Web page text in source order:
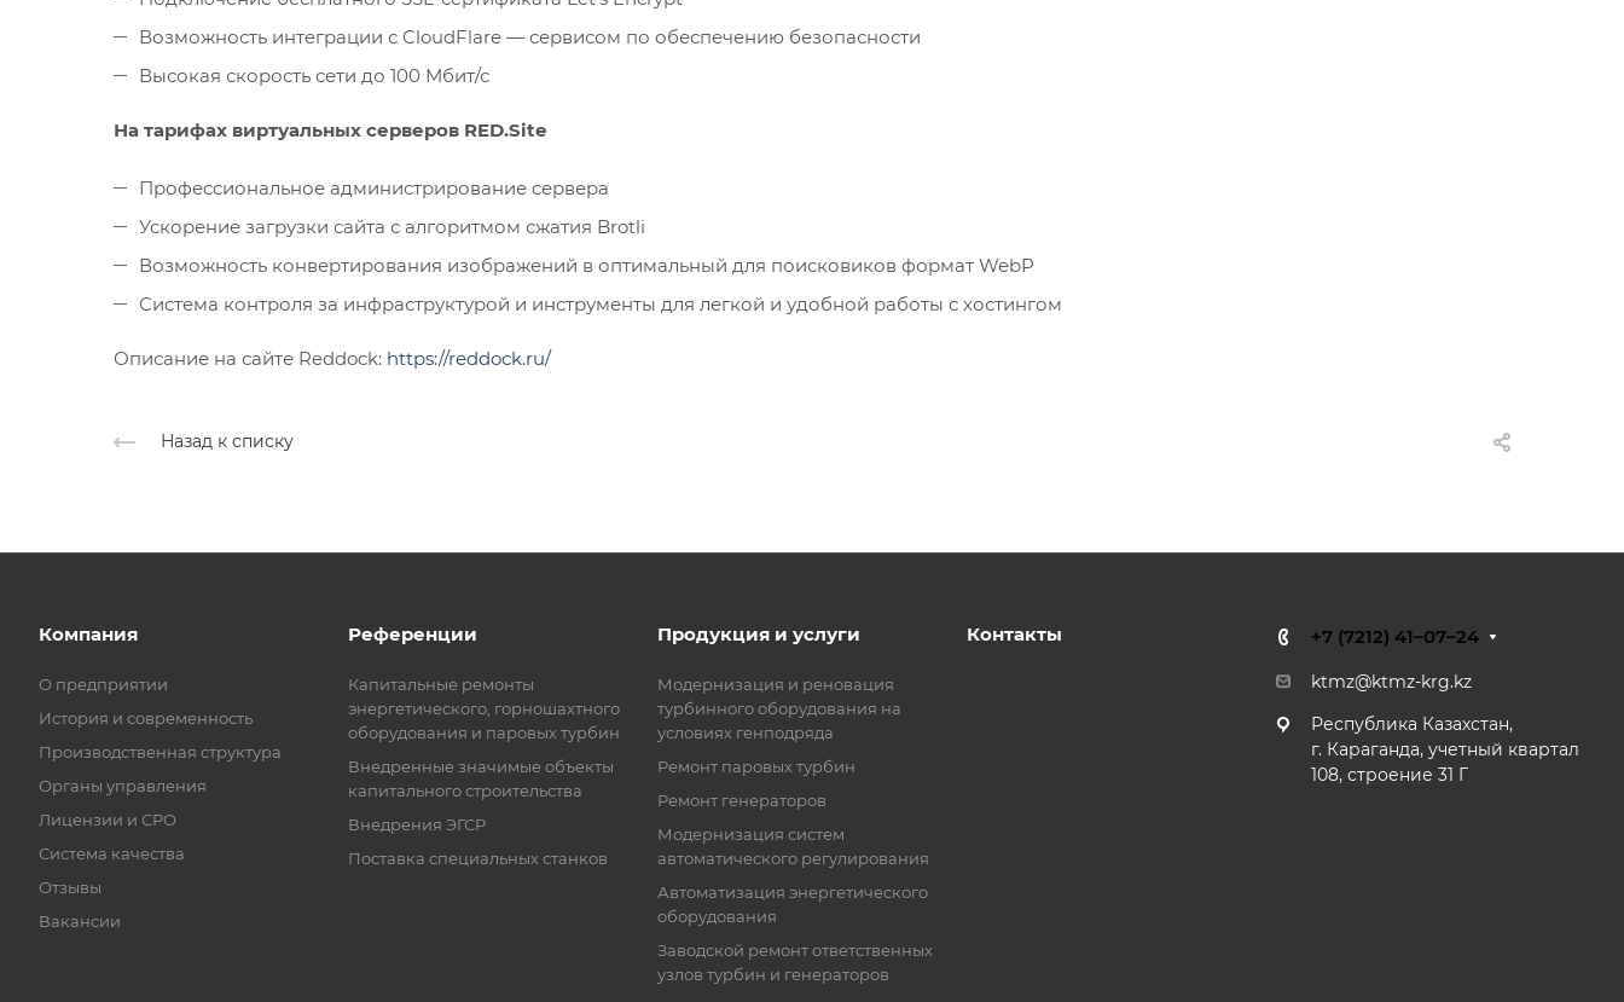
Возможность интеграции с CloudFlare — сервисом по обеспечению безопасности
Высокая скорость сети до 100 Мбит/с
На тарифах виртуальных серверов RED.Site
Профессиональное администрирование сервера
Ускорение загрузки сайта с алгоритмом сжатия Brotli
Возможность конвертирования изображений в оптимальный для поисковиков формат WebP
Система контроля за инфраструктурой и инструменты для легкой и удобной работы с хостингом
Описание на сайте Reddock: https://reddock.ru/
Назад к списку
Компания
О предприятии
История и современность
Производственная структура
Органы управления
Лицензии и СРО
Система качества
Отзывы
Вакансии
Референции
Капитальные ремонты
энергетического, горношахтного
оборудования и паровых турбин
Внедренные значимые объекты
капитального строительства
Внедрения ЭГСР
Поставка специальных станков
Продукция и услуги
Модернизация и реновация
турбинного оборудования на
условиях генподряда
Ремонт паровых турбин
Ремонт генераторов
Модернизация систем
автоматического регулирования
Автоматизация энергетического
оборудования
Заводской ремонт ответственных
узлов турбин и генераторов
Контакты +7 (7212) 41–07–24
ktmz@ktmz-krg.kz
Республика Казахстан,
г. Караганда, учетный квартал
108, строение 31 Г